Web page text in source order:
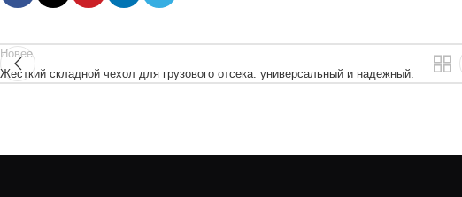
Новее
Жесткий складной чехол для грузового отсека: универсальный и надежный.